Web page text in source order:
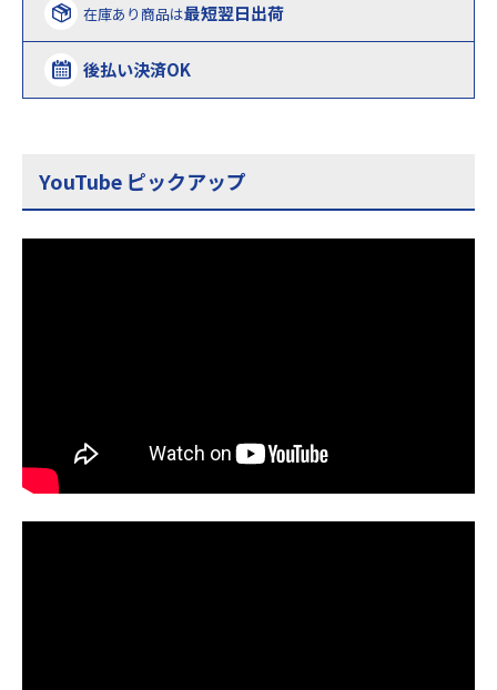
在庫あり商品は最短翌日出荷
後払い決済OK
YouTube ピックアップ